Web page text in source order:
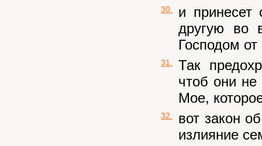
30.
и принесет
другую во
Господом
31.
Так
чтоб они не
Мое,
32.
вот закон
излияние